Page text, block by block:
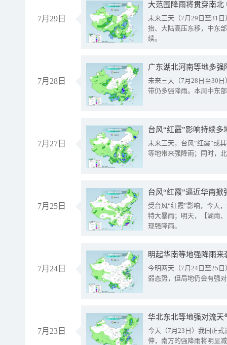
7月29日
大范围降雨将贯穿南
未来三天（7月29日至31
抬、大陆高压东移，中东
续。
7月28日
广东湖北河南等地多
未来三天（7月28日至30
带仍多强降雨。本周中东
7月27日
台风“红霞”影响持续
未来三天，台风“红霞”或
等地带来强降雨；同时，
7月25日
台风“红霞”逼近华南
受台风“红霞”影响，今天
特大暴雨；明天，【湖南
现强降雨。
7月24日
明起华南等地强降雨
今明两天（7月24日至25
弱态势，但局地仍会有强
7月23日
华北东北等地强对流天
今天（7月23日）我国正
伸，南方的强降雨将明显